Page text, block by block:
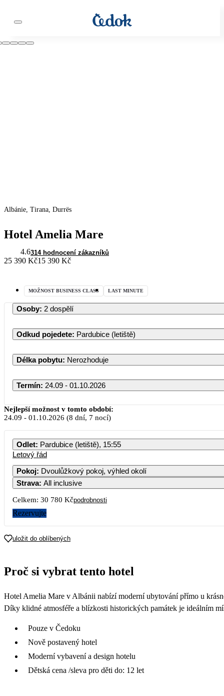
Albánie, Tirana, Durrës
Hotel Amelia Mare
4.6314 hodnocení zákazníků
25 390 Kč15 390 Kč
MOŽNOST BUSINESS CLASS LAST MINUTE
Osoby: 2 dospělí
Odkud pojedete: Pardubice (letiště)
Délka pobytu: Nerozhoduje
Termín: 24.09 - 01.10.2026
Nejlepší možnost v tomto období:
24.09 - 01.10.2026 (8 dní, 7 nocí)
Odlet: Pardubice (letiště), 15:55
Letový řád
Pokoj: Dvoulůžkový pokoj, výhled okolí
Strava: All inclusive
Celkem: 30 780 Kčpodrobnosti
Rezervujte
uložit do oblíbených
Proč si vybrat tento hotel
Hotel Amelia Mare v Albánii nabízí moderní ubytování přímo u
Díky klidné atmosféře a blízkosti historických památek je ideálním
Pouze v Čedoku
Nově postavený hotel
Moderní vybavení a design hotelu
Dětská cena /sleva pro děti do: 12 let